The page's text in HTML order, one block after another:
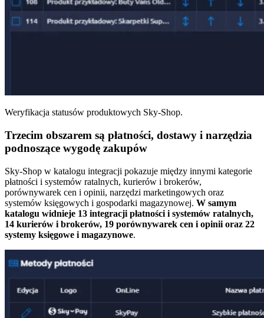
Weryfikacja statusów produktowych Sky-Shop.
Trzecim obszarem są płatności, dostawy i narzędzia
podnoszące wygodę zakupów
Sky-Shop w katalogu integracji pokazuje między innymi kategorie
płatności i systemów ratalnych, kurierów i brokerów,
porównywarek cen i opinii, narzędzi marketingowych oraz
systemów księgowych i gospodarki magazynowej. W samym
katalogu widnieje 13 integracji płatności i systemów ratalnych,
14 kurierów i brokerów, 19 porównywarek cen i opinii oraz 22
systemy księgowe i magazynowe.